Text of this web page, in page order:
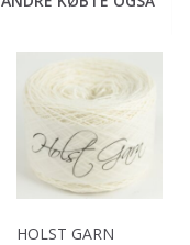
HOLST GARN